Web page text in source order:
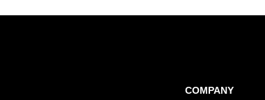
COMPANY